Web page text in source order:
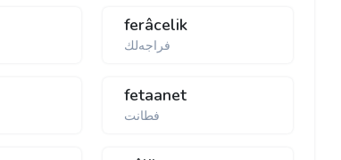
ferâcelik
فراجەلك
fetaanet
فطانت